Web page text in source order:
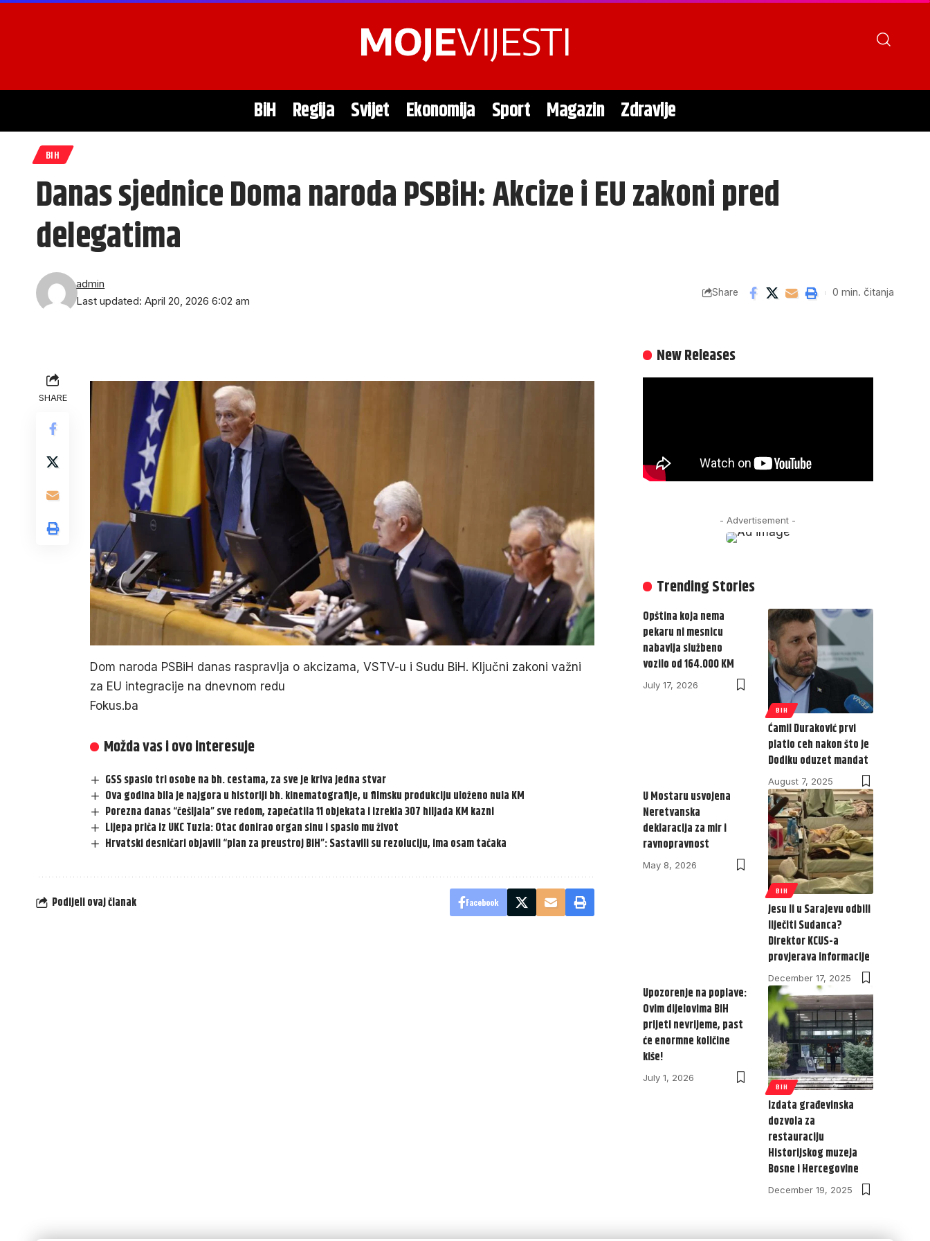
BiH Regija Svijet Ekonomija Sport Magazin Zdravlje
BIH
Danas sjednice Doma naroda PSBiH: Akcize i EU zakoni pred
delegatima
Last updated: April 20, 2026 6:02 am
admin
Share 0 min. čitanja
SHARE
Dom naroda PSBiH danas raspravlja o akcizama, VSTV-u i Sudu BiH. Ključni zakoni važni
za EU integracije na dnevnom redu
Fokus.ba
Možda vas i ovo interesuje
GSS spasio tri osobe na bh. cestama, za sve je kriva jedna stvar
Ova godina bila je najgora u historiji bh. kinematografije, u filmsku produkciju uloženo nula KM
Porezna danas “češljala” sve redom, zapečatila 11 objekata i izrekla 307 hiljada KM kazni
Lijepa priča iz UKC Tuzla: Otac donirao organ sinu i spasio mu život
Hrvatski desničari objavili “plan za preustroj BiH”: Sastavili su rezoluciju, ima osam tačaka
Podijeli ovaj članak Facebook
New Releases
- Advertisement -
Trending Stories
Opština koja nema
pekaru ni mesnicu
nabavlja službeno
vozilo od 164.000 KM
July 17, 2026
BIH
Ćamil Duraković prvi
platio ceh nakon što je
Dodiku oduzet mandat
August 7, 2025
U Mostaru usvojena
Neretvanska
deklaracija za mir i
ravnopravnost
May 8, 2026
BIH
Jesu li u Sarajevu odbili
liječiti Sudanca?
Direktor KCUS-a
provjerava informacije
December 17, 2025
Upozorenje na poplave:
Ovim dijelovima BiH
prijeti nevrijeme, past
će enormne količine
kiše!
July 1, 2026
BIH
Izdata građevinska
dozvola za
restauraciju
Historijskog muzeja
Bosne i Hercegovine
December 19, 2025